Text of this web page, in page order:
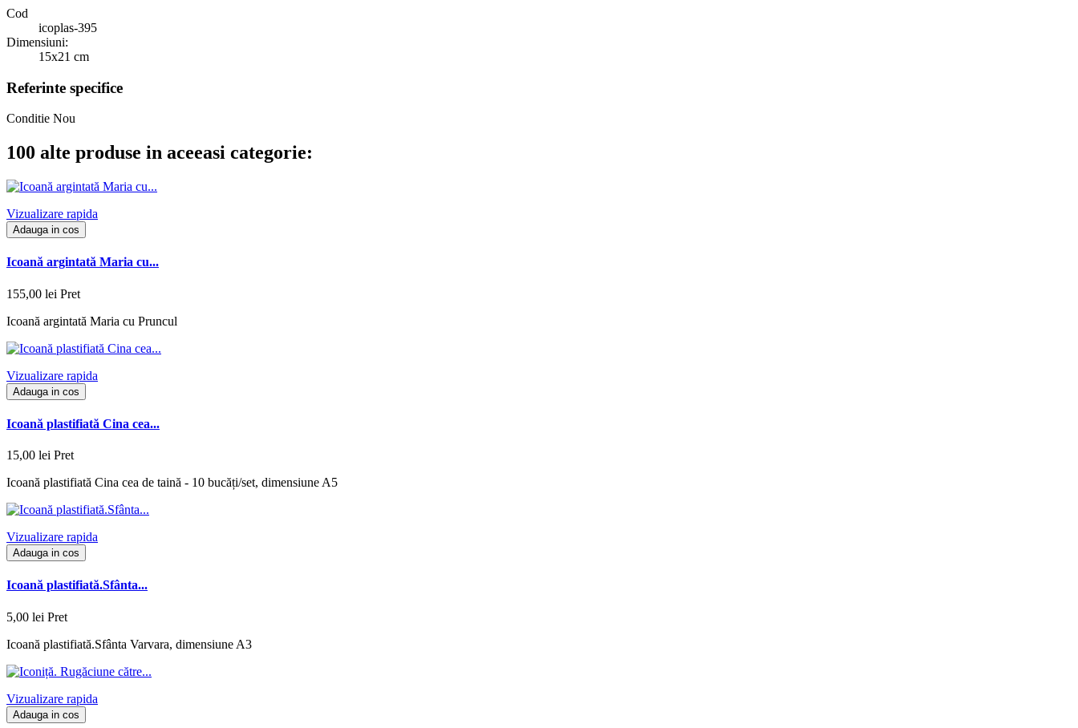
Cod
icoplas-395
Dimensiuni:
15x21 cm
Referinte specifice
Conditie Nou
100 alte produse in aceeasi categorie:
Vizualizare rapida
Adauga in cos
Icoană argintată Maria cu...
155,00 lei Pret
Icoană argintată Maria cu Pruncul
Vizualizare rapida
Adauga in cos
Icoană plastifiată Cina cea...
15,00 lei Pret
Icoană plastifiată Cina cea de taină - 10 bucăți/set, dimensiune A5
Vizualizare rapida
Adauga in cos
Icoană plastifiată.Sfânta...
5,00 lei Pret
Icoană plastifiată.Sfânta Varvara, dimensiune A3
Vizualizare rapida
Adauga in cos